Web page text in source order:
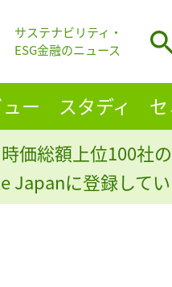
サステナビリティ・
ESG金融のニュース
ー スタディ
時価総額上位100社
Japanに登録して